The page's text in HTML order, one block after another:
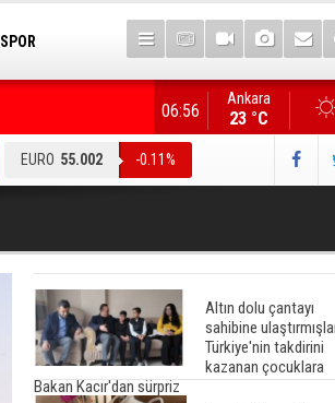
SPOR
"Terörsüz Türkiye"
Ankara
23 °C
06:56
EURO 55.002 -0.11%
Altın dolu çantayı
sahibine
Türkiye'nin takdirini
kazanan çocuklara
Bakan Kacır'dan sürpriz